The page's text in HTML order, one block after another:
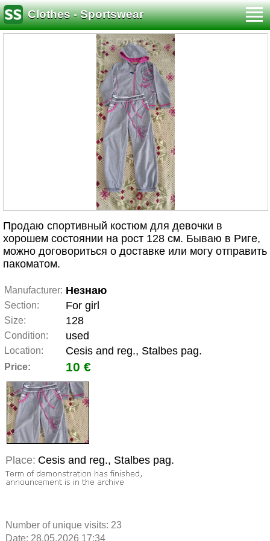
Clothes - Sportswear
Продаю спортивный костюм для девочки в
хорошем состоянии на рост 128 см. Бываю в Риге,
можно договориться о доставке или могу отправить
пакоматом.
Manufacturer: Незнаю
Section: For girl
Size: 128
Condition: used
Location: Cesis and reg., Stalbes pag.
Price: 10 €
Place: Cesis and reg., Stalbes pag.
Number of unique visits: 23
Date: 28.05.2026 17:34